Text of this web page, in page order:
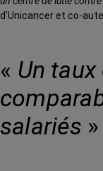
d’Unicancer et co-
« Un
salariés »